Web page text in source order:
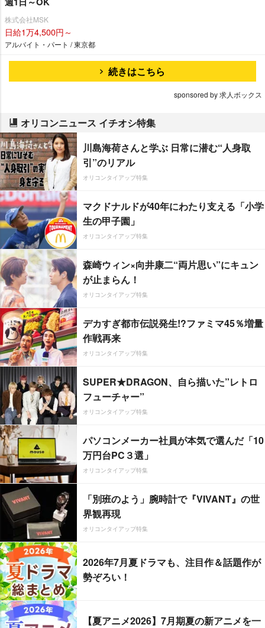
株式会社MSK
日給1万4,500円～
アルバイト・パート / 東京都
続きはこちら
sponsored by 求人ボックス
オリコンニュース イチオシ特集
川島海荷さんと学ぶ 日常に潜む“人身取
引”のリアル
オリコンタイアップ特集
マクドナルドが40年にわたり支える「小学
生の甲子園」
オリコンタイアップ特集
森崎ウィン×向井康二“両片思い”にキュン
が止まらん！
オリコンタイアップ特集
デカすぎ都市伝説発生!?ファミマ45％増量
作戦再来
オリコンタイアップ特集
SUPER★DRAGON、自ら描いた”レトロ
フューチャー”
オリコンタイアップ特集
パソコンメーカー社員が本気で選んだ「10
万円台PC３選」
オリコンタイアップ特集
「別班のよう」腕時計で『VIVANT』の世
界観再現
オリコンタイアップ特集
2026年7月夏ドラマも、注目作＆話題作が
勢ぞろい！
【夏アニメ2026】7月期夏の新アニメを一